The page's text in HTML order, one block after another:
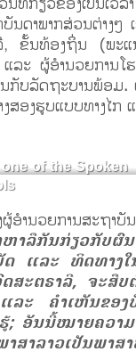
ນດາພາກສ່ວນຕ່າງ
ຂັ້ນທ້ອງຖິ່ນ (ພະ
ະ ຜູ້ອໍານວຍການ
ບລັດຖະບານພ້ອມ.
ອງຮູບແບບທາງໄກ
of the Spoken
ນວຍການສະຖາບັນ
າລືກັນກ່ຽວກັບຜົ
ດ ແລະ ທິດທາ
ະຕຣາລີ, ຈະສືບ
ລະ ຄໍາເຫັນຂອ
; ອັນນີ້ໝາຍຄວາ
າລາວເປັນພາສ